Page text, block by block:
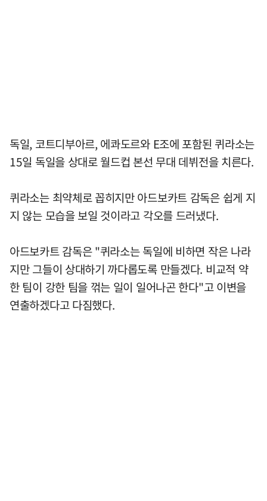
독일, 코트디부아르, 에콰도르와 E조에 포함된 퀴라소는
15일 독일을 상대로 월드컵 본선 무대 데뷔전을 치른다.
퀴라소는 최약체로 꼽히지만 아드보카트 감독은 쉽게 지
지 않는 모습을 보일 것이라고 각오를 드러냈다.
아드보카트 감독은 "퀴라소는 독일에 비하면 작은 나라
지만 그들이 상대하기 까다롭도록 만들겠다. 비교적 약
한 팀이 강한 팀을 꺾는 일이 일어나곤 한다"고 이변을
연출하겠다고 다짐했다.